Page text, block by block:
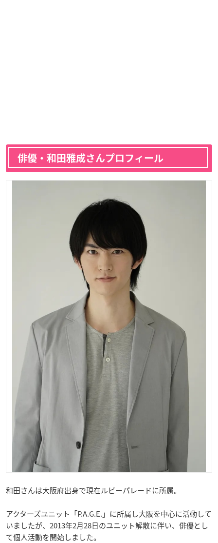
俳優・和田雅成さんプロフィール
和田さんは大阪府出身で現在ルビーパレードに所属。
アクターズユニット「P.A.G.E.」に所属し大阪を中心に活動して
いましたが、2013年2月28日のユニット解散に伴い、俳優とし
て個人活動を開始しました。